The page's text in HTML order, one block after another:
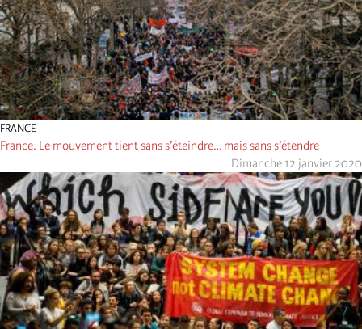
FRANCE
France. Le mouvement tient sans s’éteindre… mais sans s’étendre
Dimanche 12 janvier 2020